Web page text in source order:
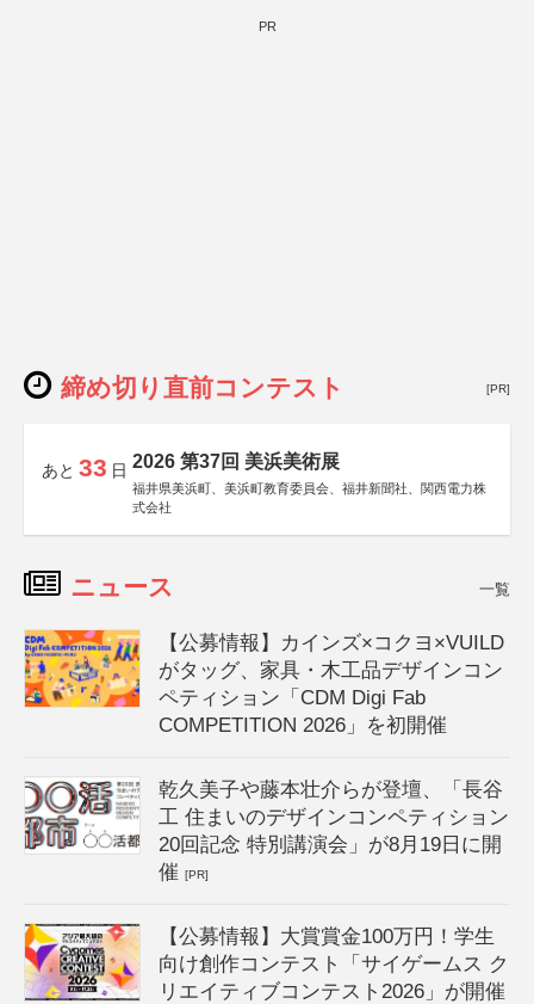
PR
締め切り直前コンテスト [PR]
あと 33 日 2026 第37回 美浜美術展
福井県美浜町、美浜町教育委員会、福井新聞社、関西電力株
式会社
ニュース 一覧
【公募情報】カインズ×コクヨ×VUILD
がタッグ、家具・木工品デザインコン
ペティション「CDM Digi Fab
COMPETITION 2026」を初開催
乾久美子や藤本壮介らが登壇、「長谷
工 住まいのデザインコンペティション
20回記念 特別講演会」が8月19日に開
催[PR]
【公募情報】大賞賞金100万円！学生
向け創作コンテスト「サイゲームス ク
リエイティブコンテスト2026」が開催